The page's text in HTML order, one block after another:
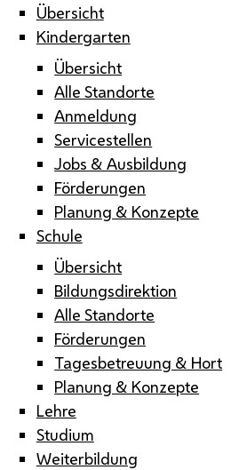
Übersicht
Kindergarten
Übersicht
Alle Standorte
Anmeldung
Servicestellen
Jobs & Ausbildung
Förderungen
Planung & Konzepte
Schule
Übersicht
Bildungsdirektion
Alle Standorte
Förderungen
Tagesbetreuung & Hort
Planung & Konzepte
Lehre
Studium
Weiterbildung